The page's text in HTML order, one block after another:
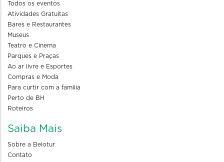
Todos os eventos
Atividades Gratuitas
Bares e Restaurantes
Museus
Teatro e Cinema
Parques e Praças
Ao ar livre e Esportes
Compras e Moda
Para curtir com a familia
Perto de BH
Roteiros
Saiba Mais
Sobre a Belotur
Contato